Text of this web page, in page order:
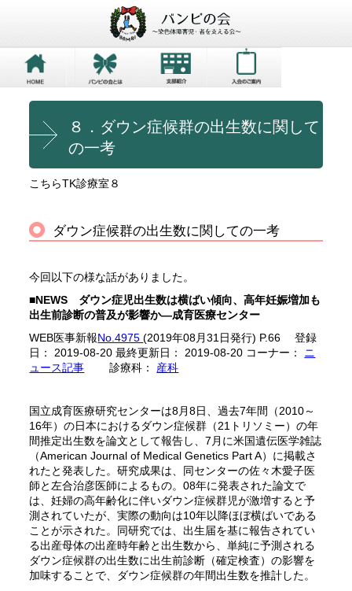
８．ダウン症候群の出生数に関して
の一考
こちらTK診療室８
ダウン症候群の出生数に関しての一考
今回以下の様な話がありました。
■NEWS ダウン症児出生数は横ばい傾向、高年妊娠増加も
出生前診断の普及が影響か―成育医療センター
WEB医事新報No.4975(2019年08月31日発行) P.66 登録
日： 2019-08-20 最終更新日： 2019-08-20 コーナー： ニ
ュース記事 診療科： 産科
国立成育医療研究センターは8月8日、過去7年間（2010～
16年）の日本におけるダウン症候群（21トリソミー）の年
間推定出生数を論文として報告し、7月に米国遺伝医学雑誌
（American Journal of Medical Genetics Part A）に掲載さ
れたと発表した。研究成果は、同センターの佐々木愛子医
師と左合治彦医師によるもの。08年に発表された論文で
は、妊婦の高年齢化に伴いダウン症候群児が激増すると予
測されていたが、実際の動向は10年以降ほぼ横ばいである
ことが示された。同研究では、出生届を基に報告されてい
る出産母体の出産時年齢と出生数から、単純に予測される
ダウン症候群の出生数に出生前診断（確定検査）の影響を
加味することで、ダウン症候群の年間出生数を推計した。